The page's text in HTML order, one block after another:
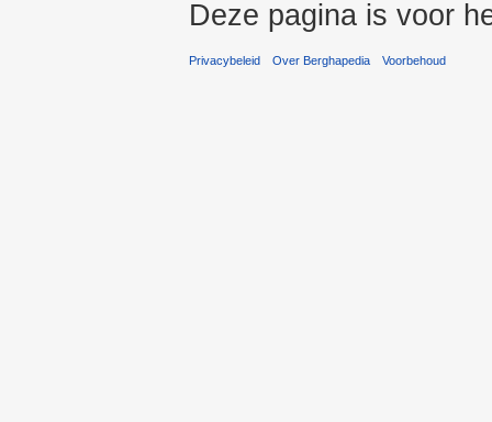
Deze pagina is voor
Privacybeleid Over Berghapedia Voorbehoud